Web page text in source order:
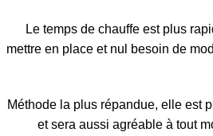
Le temps de chauffe est plus
mettre en place et nul besoin de
Méthode la plus répandue, elle est
et sera aussi agréable à tout